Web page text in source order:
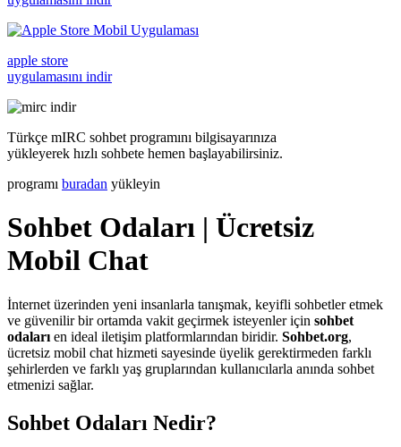
apple store
uygulamasını indir
Türkçe mIRC sohbet programını bilgisayarınıza
yükleyerek hızlı sohbete hemen başlayabilirsiniz.
programı buradan yükleyin
Sohbet Odaları | Ücretsiz
Mobil Chat
İnternet üzerinden yeni insanlarla tanışmak, keyifli sohbetler etmek
ve güvenilir bir ortamda vakit geçirmek isteyenler için sohbet
odaları en ideal iletişim platformlarından biridir. Sohbet.org,
ücretsiz mobil chat hizmeti sayesinde üyelik gerektirmeden farklı
şehirlerden ve farklı yaş gruplarından kullanıcılarla anında sohbet
etmenizi sağlar.
Sohbet Odaları Nedir?